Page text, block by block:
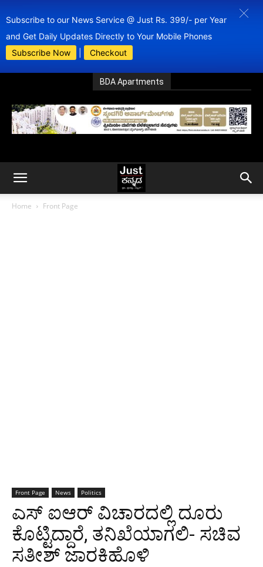
Subscribe to our News Service @ Just Rs. 399/- per Year
and Get Daily Updates Directly to Your Mobile Phones
Subscribe Now
Checkout
BDA Apartments
Home Front Page
Front Page News Politics
ಎಸ್ ಐಆರ್ ವಿಚಾರದಲ್ಲಿ ದೂರು
ಕೊಟ್ಟಿದ್ದಾರೆ, ತನಿಖೆಯಾಗಲಿ- ಸಚಿವ
ಸತೀಶ್ ಜಾರಕಿಹೊಳಿ